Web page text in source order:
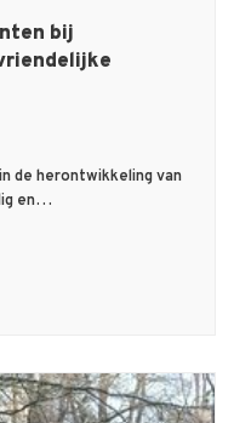
bij
de herontwikkeling van
en…